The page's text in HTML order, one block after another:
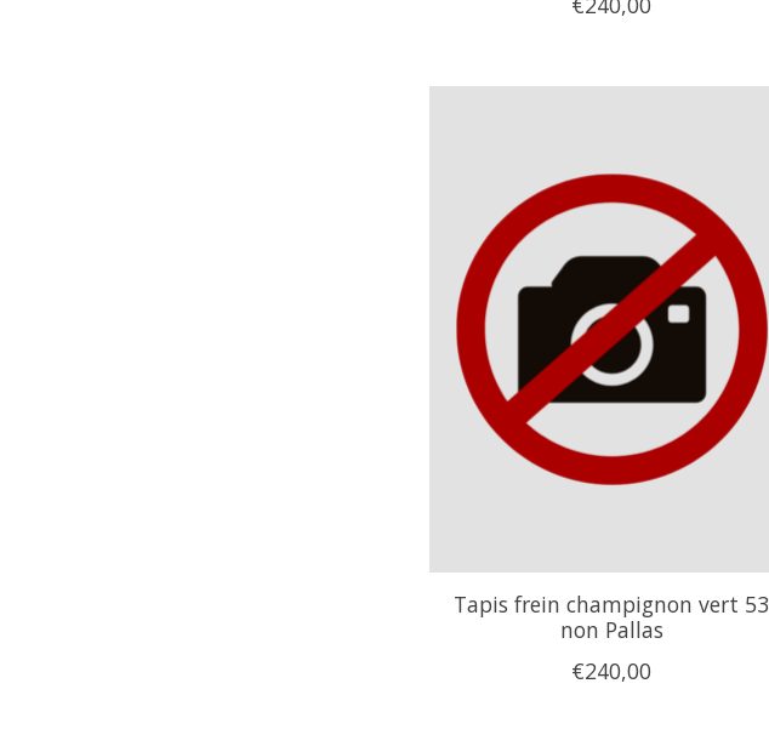
Tapis frein champignon vert 53
non Pallas
€240,00